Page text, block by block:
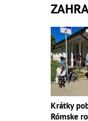
Krátky
Rómske